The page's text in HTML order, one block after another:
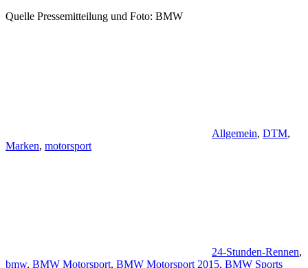
Quelle Pressemitteilung und Foto: BMW
Allgemein, DTM,
Marken, motorsport
24-Stunden-Rennen,
bmw, BMW Motorsport, BMW Motorsport 2015, BMW Sports